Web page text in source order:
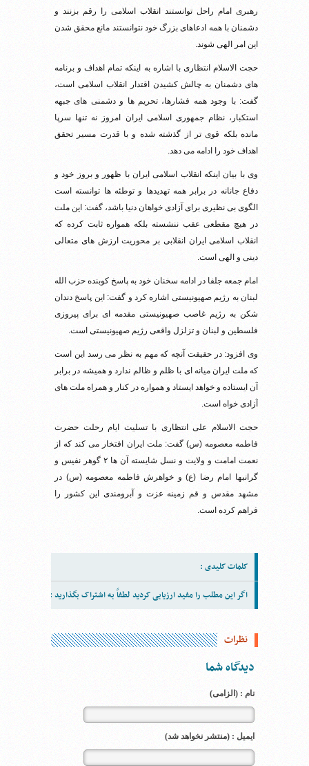
رهبری امام راحل توانستند انقلاب اسلامی را رقم بزنند و
دشمنان با همه ادعاهای بزرگ خود نتوانستند مانع محقق شدن
این امر الهی شوند.
حجت الاسلام انتظاری با اشاره به اینکه تمام اهداف و برنامه
های دشمنان به چالش کشیدن اقتدار انقلاب اسلامی است،
گفت: با وجود همه فشارها، تحریم ها و دشمنی های جبهه
استکبار، نظام جمهوری اسلامی ایران امروز نه تنها سرپا
مانده بلکه قوی تر از گذشته شده و با قدرت مسیر تحقق
اهداف خود را ادامه می دهد.
وی با بیان اینکه انقلاب اسلامی ایران با ظهور و بروز خود و
دفاع جانانه در برابر همه تهدیدها و توطئه ها توانسته است
الگوی بی نظیری برای آزادی خواهان دنیا باشد، گفت: این ملت
در هیچ مقطعی عقب ننشسته‌ بلکه همواره ثابت کرده که
انقلاب اسلامی ایران انقلابی بر محوریت ارزش های متعالی
دینی و الهی است.
امام جمعه جلفا در ادامه سخنان خود به پاسخ کوبنده حزب الله
لبنان به رژیم صهیونیستی اشاره کرد و گفت: این پاسخ دندان
شکن به رژیم غاصب صهیونیستی مقدمه ای برای پیروزی
فلسطین و لبنان و تزلزل واقعی رژیم صهیونیستی است.
وی افزود: در حقیقت آنچه که مهم به نظر می رسد این است
که ملت ایران میانه ای با ظلم و ظالم ندارد و همیشه در برابر
آن ایستاده و خواهد ایستاد و همواره در کنار و همراه ملت های
آزادی خواه است.
حجت الاسلام علی انتظاری با تسلیت ایام‌ رحلت حضرت
فاطمه معصومه (س) گفت: ملت ایران افتخار می کند که از
نعمت امامت و ولایت و نسل شایسته آن ها ۲ گوهر نفیس و
گرانبها امام رضا (ع) و خواهرش فاطمه معصومه (س) در
مشهد مقدس و قم زمینه عزت و آبرومندی این کشور را
فراهم کرده است.
کلمات کلیدی :
اگر این مطلب را مفید ارزیابی کردید لطفاً به اشتراک بگذارید :
نظرات
دیدگاه شما
نام : (الزامی)
ایمیل : (منتشر نخواهد شد)